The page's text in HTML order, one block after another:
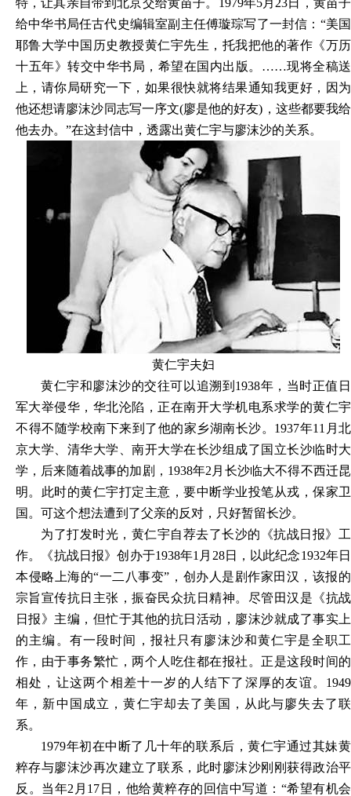
特，让其亲自带到北京交给黄苗子。1979年5月23日，黄苗子
给中华书局任古代史编辑室副主任傅璇琮写了一封信：“美国
耶鲁大学中国历史教授黄仁宇先生，托我把他的著作《万历
十五年》转交中华书局，希望在国内出版。……现将全稿送
上，请你局研究一下，如果很快就将结果通知我更好，因为
他还想请廖沫沙同志写一序文(廖是他的好友)，这些都要我给
他去办。”在这封信中，透露出黄仁宇与廖沫沙的关系。
黄仁宇夫妇
黄仁宇和廖沫沙的交往可以追溯到1938年，当时正值日
军大举侵华，华北沦陷，正在南开大学机电系求学的黄仁宇
不得不随学校南下来到了他的家乡湖南长沙。1937年11月北
京大学、清华大学、南开大学在长沙组成了国立长沙临时大
学，后来随着战事的加剧，1938年2月长沙临大不得不西迁昆
明。此时的黄仁宇打定主意，要中断学业投笔从戎，保家卫
国。可这个想法遭到了父亲的反对，只好暂留长沙。
为了打发时光，黄仁宇自荐去了长沙的《抗战日报》工
作。《抗战日报》创办于1938年1月28日，以此纪念1932年日
本侵略上海的“一二八事变”，创办人是剧作家田汉，该报的
宗旨宣传抗日主张，振奋民众抗日精神。尽管田汉是《抗战
日报》主编，但忙于其他的抗日活动，廖沫沙就成了事实上
的主编。有一段时间，报社只有廖沫沙和黄仁宇是全职工
作，由于事务繁忙，两个人吃住都在报社。正是这段时间的
相处，让这两个相差十一岁的人结下了深厚的友谊。1949
年，新中国成立，黄仁宇却去了美国，从此与廖失去了联
系。
1979年初在中断了几十年的联系后，黄仁宇通过其妹黄
粹存与廖沫沙再次建立了联系，此时廖沫沙刚刚获得政治平
反。当年2月17日，他给黄粹存的回信中写道：“希望有机会